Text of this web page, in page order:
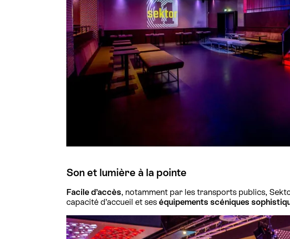
Son et lumière à la pointe
Facile d’accès, notamment par les transports publics,
capacité d’accueil et ses équipements scéniques